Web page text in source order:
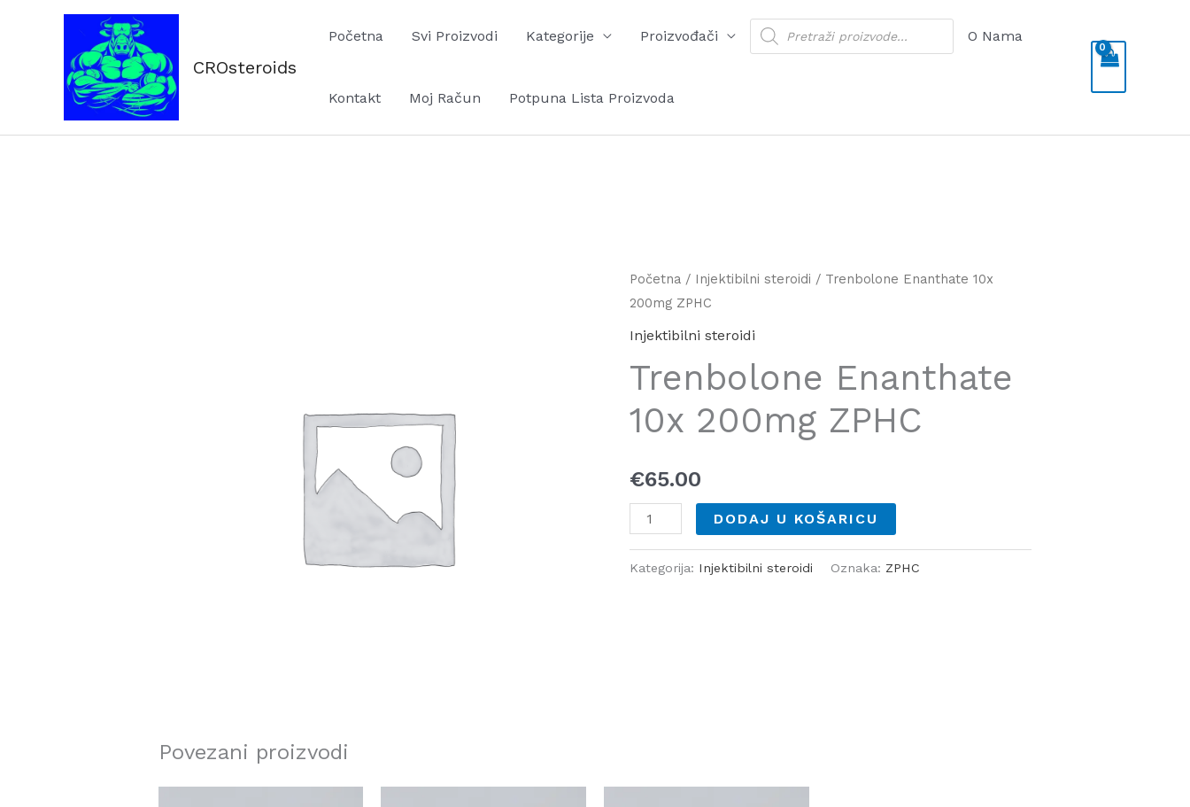
CROsteroids
Početna Svi Proizvodi Kategorije Proizvođači
Products
search
O Nama
Kontakt Moj Račun Potpuna Lista Proizvoda
Početna / Injektibilni steroidi / Trenbolone Enanthate 10x
200mg ZPHC
Injektibilni steroidi
Trenbolone Enanthate
10x 200mg ZPHC
€65.00
Trenbolone
Enanthate
10x
ZPHC
količina
DODAJ U KOŠARICU
Kategorija: Injektibilni steroidi Oznaka: ZPHC
Povezani proizvodi